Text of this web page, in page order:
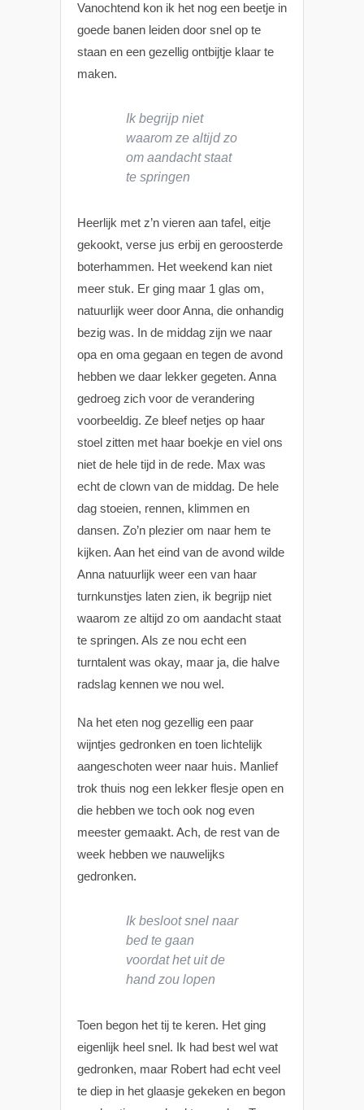
Vanochtend kon ik het nog een beetje in
goede banen leiden door snel op te
staan en een gezellig ontbijtje klaar te
maken.
Ik begrijp niet
waarom ze altijd zo
om aandacht staat
te springen
Heerlijk met z’n vieren aan tafel, eitje
gekookt, verse jus erbij en geroosterde
boterhammen. Het weekend kan niet
meer stuk. Er ging maar 1 glas om,
natuurlijk weer door Anna, die onhandig
bezig was. In de middag zijn we naar
opa en oma gegaan en tegen de avond
hebben we daar lekker gegeten. Anna
gedroeg zich voor de verandering
voorbeeldig. Ze bleef netjes op haar
stoel zitten met haar boekje en viel ons
niet de hele tijd in de rede. Max was
echt de clown van de middag. De hele
dag stoeien, rennen, klimmen en
dansen. Zo’n plezier om naar hem te
kijken. Aan het eind van de avond wilde
Anna natuurlijk weer een van haar
turnkunstjes laten zien, ik begrijp niet
waarom ze altijd zo om aandacht staat
te springen. Als ze nou echt een
turntalent was okay, maar ja, die halve
radslag kennen we nou wel.
Na het eten nog gezellig een paar
wijntjes gedronken en toen lichtelijk
aangeschoten weer naar huis. Manlief
trok thuis nog een lekker flesje open en
die hebben we toch ook nog even
meester gemaakt. Ach, de rest van de
week hebben we nauwelijks
gedronken.
Ik besloot snel naar
bed te gaan
voordat het uit de
hand zou lopen
Toen begon het tij te keren. Het ging
eigenlijk heel snel. Ik had best wel wat
gedronken, maar Robert had echt veel
te diep in het glaasje gekeken en begon